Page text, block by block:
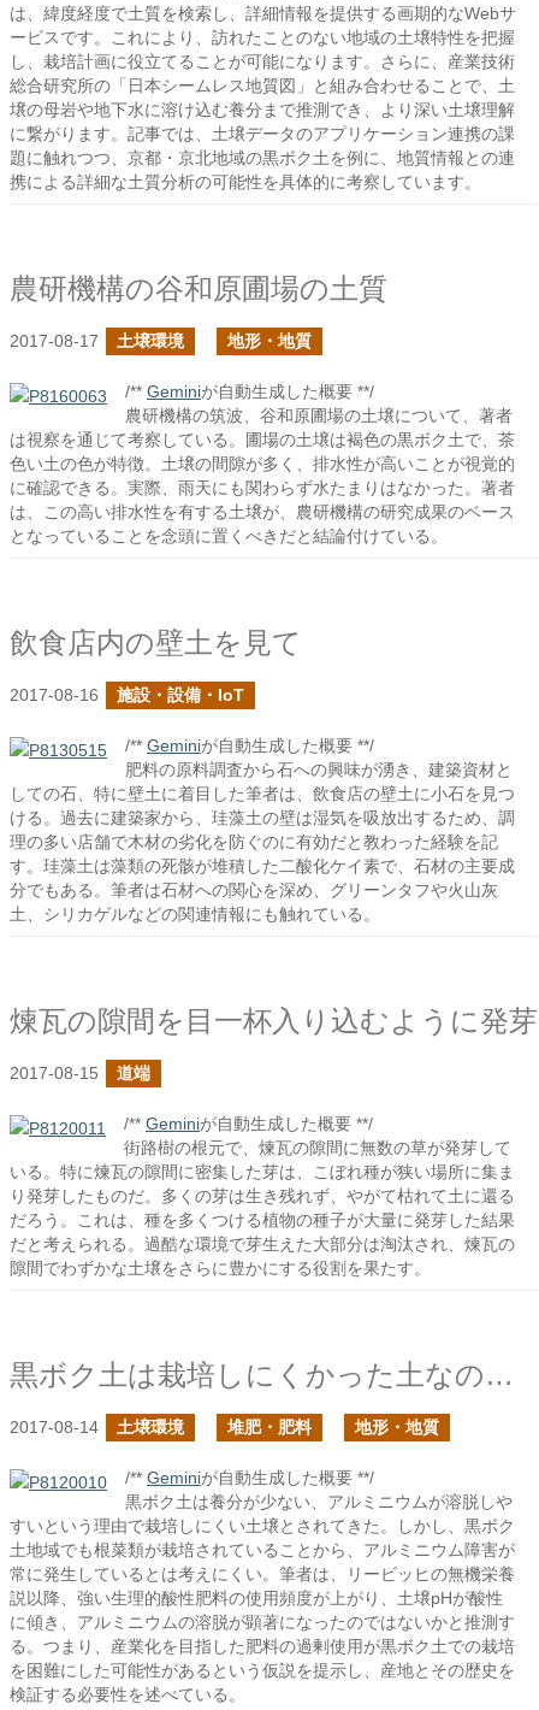
は、緯度経度で土質を検索し、詳細情報を提供する画期的なWebサ
ービスです。これにより、訪れたことのない地域の土壌特性を把握
し、栽培計画に役立てることが可能になります。さらに、産業技術
総合研究所の「日本シームレス地質図」と組み合わせることで、土
壌の母岩や地下水に溶け込む養分まで推測でき、より深い土壌理解
に繋がります。記事では、土壌データのアプリケーション連携の課
題に触れつつ、京都・京北地域の黒ボク土を例に、地質情報との連
携による詳細な土質分析の可能性を具体的に考察しています。
農研機構の谷和原圃場の土質
2017-08-17 土壌環境 地形・地質
/** Geminiが自動生成した概要 **/
農研機構の筑波、谷和原圃場の土壌について、著者
は視察を通じて考察している。圃場の土壌は褐色の黒ボク土で、茶
色い土の色が特徴。土壌の間隙が多く、排水性が高いことが視覚的
に確認できる。実際、雨天にも関わらず水たまりはなかった。著者
は、この高い排水性を有する土壌が、農研機構の研究成果のベース
となっていることを念頭に置くべきだと結論付けている。
飲食店内の壁土を見て
2017-08-16 施設・設備・IoT
/** Geminiが自動生成した概要 **/
肥料の原料調査から石への興味が湧き、建築資材と
しての石、特に壁土に着目した筆者は、飲食店の壁土に小石を見つ
ける。過去に建築家から、珪藻土の壁は湿気を吸放出するため、調
理の多い店舗で木材の劣化を防ぐのに有効だと教わった経験を記
す。珪藻土は藻類の死骸が堆積した二酸化ケイ素で、石材の主要成
分でもある。筆者は石材への関心を深め、グリーンタフや火山灰
土、シリカゲルなどの関連情報にも触れている。
煉瓦の隙間を目一杯入り込むように発芽
2017-08-15 道端
/** Geminiが自動生成した概要 **/
街路樹の根元で、煉瓦の隙間に無数の草が発芽して
いる。特に煉瓦の隙間に密集した芽は、こぼれ種が狭い場所に集ま
り発芽したものだ。多くの芽は生き残れず、やがて枯れて土に還る
だろう。これは、種を多くつける植物の種子が大量に発芽した結果
だと考えられる。過酷な環境で芽生えた大部分は淘汰され、煉瓦の
隙間でわずかな土壌をさらに豊かにする役割を果たす。
黒ボク土は栽培しにくかった土なのか？後編
2017-08-14 土壌環境 堆肥・肥料 地形・地質
/** Geminiが自動生成した概要 **/
黒ボク土は養分が少ない、アルミニウムが溶脱しや
すいという理由で栽培しにくい土壌とされてきた。しかし、黒ボク
土地域でも根菜類が栽培されていることから、アルミニウム障害が
常に発生しているとは考えにくい。筆者は、リービッヒの無機栄養
説以降、強い生理的酸性肥料の使用頻度が上がり、土壌pHが酸性
に傾き、アルミニウムの溶脱が顕著になったのではないかと推測す
る。つまり、産業化を目指した肥料の過剰使用が黒ボク土での栽培
を困難にした可能性があるという仮説を提示し、産地とその歴史を
検証する必要性を述べている。